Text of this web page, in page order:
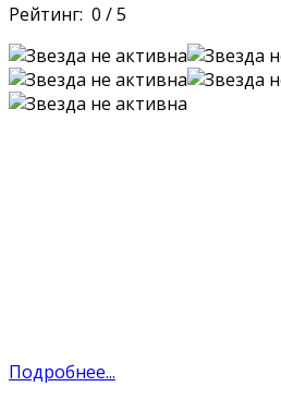
Рейтинг: 0 /5
Подробнее...